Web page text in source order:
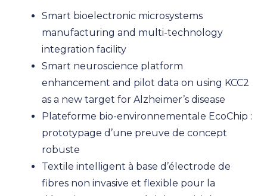
Smart bioelectronic microsystems
manufacturing and multi-technology
integration facility
Smart neuroscience platform
enhancement and pilot data on using KCC2
as a new target for Alzheimer’s disease
Plateforme bio-environnementale EcoChip :
prototypage d’une preuve de concept
robuste
Textile intelligent à base d’électrode de
fibres non invasive et flexible pour la